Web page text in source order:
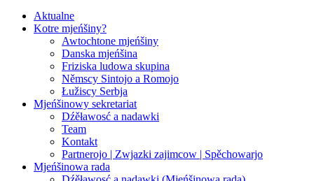
Aktualne
Kotre mjeńšiny?
Awtochtone mjeńšiny
Danska mjeńšina
Friziska ludowa skupina
Němscy Sintojo a Romojo
Łužiscy Serbja
Mjeńšinowy sekretariat
Dźěławosć a nadawki
Team
Kontakt
Partnerojo | Zwjazki zajimcow | Spěchowarjo
Mjeńšinowa rada